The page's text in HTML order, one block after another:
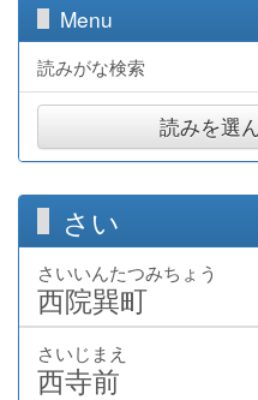
Menu
読みがな検索
読みを選
さい
さいいんたつみちょう
西院巽町
さいじまえ
西寺前